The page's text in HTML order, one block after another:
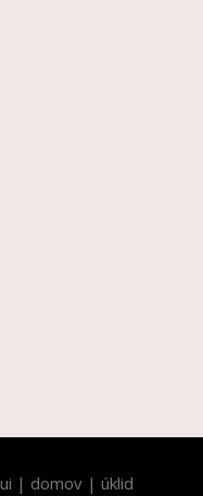
| domov | úklid